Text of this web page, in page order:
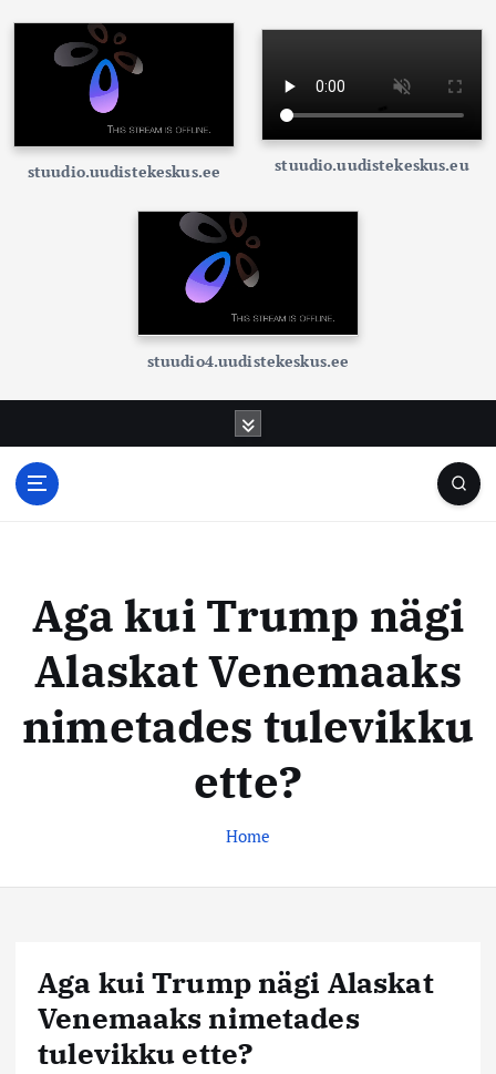
stuudio.uudistekeskus.ee stuudio.uudistekeskus.eu
stuudio4.uudistekeskus.ee
s
e
e
s
k
u
Aga kui Trump nägi
Alaskat Venemaaks
nimetades tulevikku
ette?
Home
Aga kui Trump nägi Alaskat
Venemaaks nimetades
tulevikku ette?